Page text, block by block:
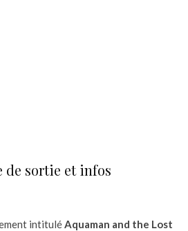
de sortie et infos
intituléAquaman and the Lost